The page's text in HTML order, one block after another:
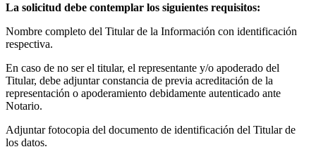
La solicitud debe contemplar los siguientes requisitos:
Nombre completo del Titular de la Información con identificación
respectiva.
En caso de no ser el titular, el representante y/o apoderado del
Titular, debe adjuntar constancia de previa acreditación de la
representación o apoderamiento debidamente autenticado ante
Notario.
Adjuntar fotocopia del documento de identificación del Titular de
los datos.